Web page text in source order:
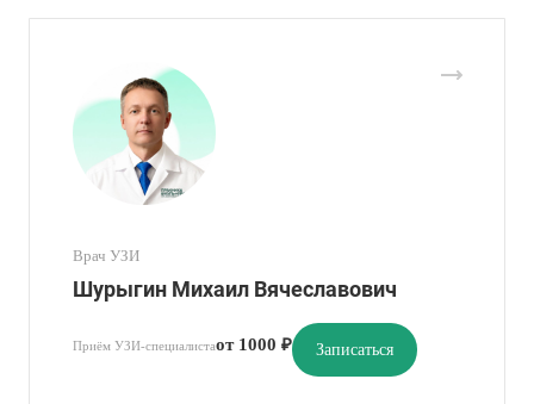
Врач УЗИ
Шурыгин Михаил Вячеславович
Приём УЗИ-специалистаот 1000 ₽ Записаться